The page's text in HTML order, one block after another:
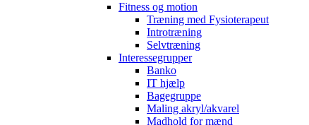
Fitness og motion
Træning med Fysioterapeut
Introtræning
Selvtræning
Interessegrupper
Banko
IT hjælp
Bagegruppe
Maling akryl/akvarel
Madhold for mænd